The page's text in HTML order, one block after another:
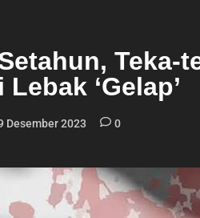
Teka-
‘Gelap’
Desember 2023 0